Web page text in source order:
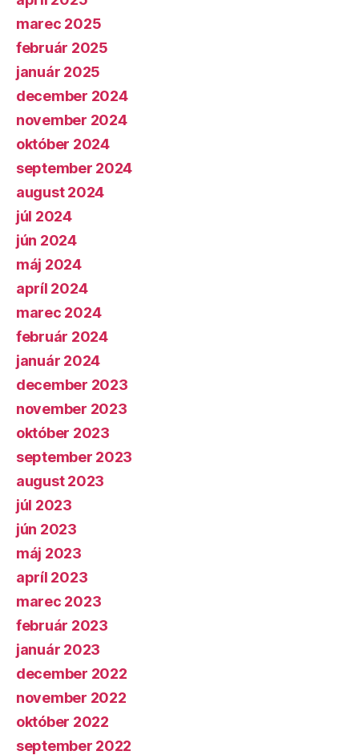
marec 2025
február 2025
január 2025
december 2024
november 2024
október 2024
september 2024
august 2024
júl 2024
jún 2024
máj 2024
apríl 2024
marec 2024
február 2024
január 2024
december 2023
november 2023
október 2023
september 2023
august 2023
júl 2023
jún 2023
máj 2023
apríl 2023
marec 2023
február 2023
január 2023
december 2022
november 2022
október 2022
september 2022